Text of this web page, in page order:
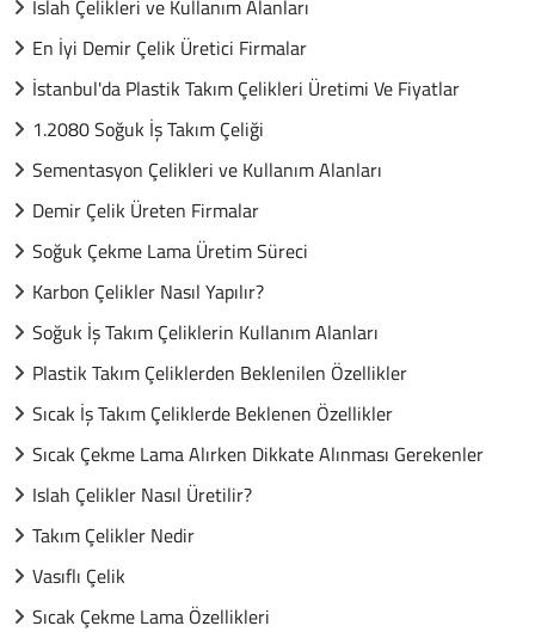
Islah Çelikleri ve Kullanım Alanları
En İyi Demir Çelik Üretici Firmalar
İstanbul'da Plastik Takım Çelikleri Üretimi Ve Fiyatlar
1.2080 Soğuk İş Takım Çeliği
Sementasyon Çelikleri ve Kullanım Alanları
Demir Çelik Üreten Firmalar
Soğuk Çekme Lama Üretim Süreci
Karbon Çelikler Nasıl Yapılır?
Soğuk İş Takım Çeliklerin Kullanım Alanları
Plastik Takım Çeliklerden Beklenilen Özellikler
Sıcak İş Takım Çeliklerde Beklenen Özellikler
Sıcak Çekme Lama Alırken Dikkate Alınması Gerekenler
Islah Çelikler Nasıl Üretilir?
Takım Çelikler Nedir
Vasıflı Çelik
Sıcak Çekme Lama Özellikleri